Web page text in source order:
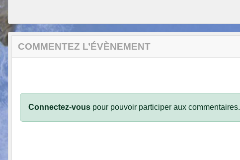
COMMENTEZ L’ÉVÈNEMENT
Connectez-vous pour pouvoir participer aux commentaires.